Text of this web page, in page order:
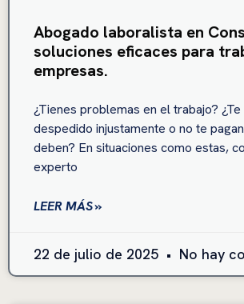
Abogado laboralista en
soluciones eficaces para
empresas.
¿Tienes problemas en el trabajo? ¿Te
despedido injustamente o no te
deben? En situaciones como estas,
experto
LEER MÁS »
22 de julio de 2025 No hay